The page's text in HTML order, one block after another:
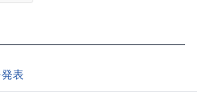
表